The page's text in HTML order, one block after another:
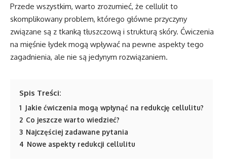
Przede wszystkim, warto zrozumieć, że cellulit to
skomplikowany problem, którego główne przyczyny
związane są z tkanką tłuszczową i strukturą skóry. Ćwiczenia
na mięśnie łydek mogą wpływać na pewne aspekty tego
zagadnienia, ale nie są jedynym rozwiązaniem.
Spis Treści:
1 Jakie ćwiczenia mogą wpłynąć na redukcję cellulitu?
2 Co jeszcze warto wiedzieć?
3 Najczęściej zadawane pytania
4 Nowe aspekty redukcji cellulitu